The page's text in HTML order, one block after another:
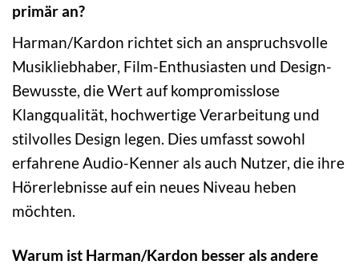
primär an?
Harman/Kardon richtet sich an anspruchsvolle
Musikliebhaber, Film-Enthusiasten und Design-
Bewusste, die Wert auf kompromisslose
Klangqualität, hochwertige Verarbeitung und
stilvolles Design legen. Dies umfasst sowohl
erfahrene Audio-Kenner als auch Nutzer, die ihre
Hörerlebnisse auf ein neues Niveau heben
möchten.
Warum ist Harman/Kardon besser als andere